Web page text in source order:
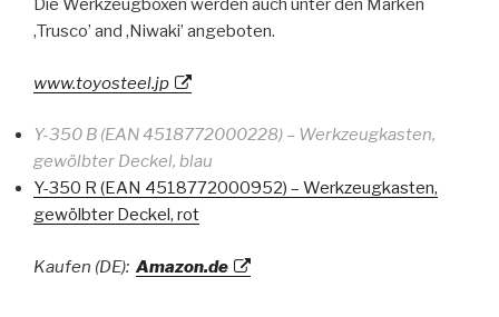
Die Werkzeugboxen werden auch unter den Marken
‚Trusco’ and ‚Niwaki’ angeboten.
www.toyosteel.jp
Y-350 B (EAN 4518772000228) – Werkzeugkasten,
gewölbter Deckel, blau
Y-350 R (EAN 4518772000952) – Werkzeugkasten,
gewölbter Deckel, rot
Kaufen (DE): Amazon.de